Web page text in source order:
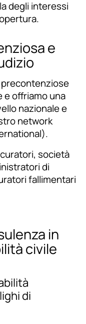
degli interessi
e
e offriamo una
nazionale e
network
società
di
fallimentari
in
civile
di